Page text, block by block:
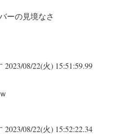
ーの見境なさ
2023/08/22(火) 15:51:59.99
2023/08/22(火) 15:52:22.34